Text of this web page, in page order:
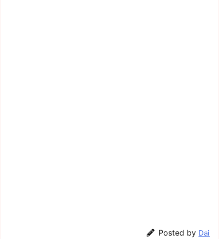
Posted by Dai